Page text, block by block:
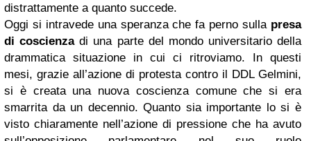
distrattamente a quanto succede.
Oggi si intravede una speranza che fa perno sulla presa
di coscienzadi una parte del mondo universitario della
drammatica situazione in cui ci ritroviamo. In questi
mesi, grazie all’azione di protesta contro il DDL Gelmini,
si è creata una nuova coscienza comune che si era
smarrita da un decennio. Quanto sia importante lo si è
visto chiaramente nell’azione di pressione che ha avuto